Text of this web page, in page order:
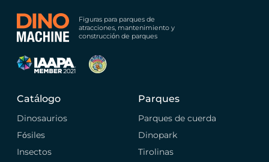
Figuras para parques de
atracciones, mantenimiento y
construcción de parques
Catálogo
Dinosaurios
Fósiles
Insectos
Parques
Parques de cuerda
Dinopark
Tirolinas